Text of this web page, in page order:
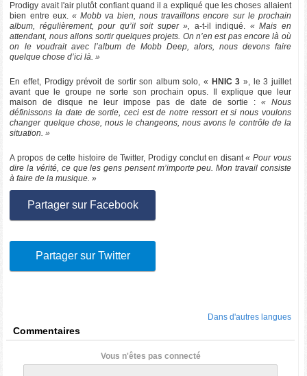
Prodigy avait l'air plutôt confiant quand il a expliqué que les choses allaient
bien entre eux.« Mobb va bien, nous travaillons encore sur le prochain
album, régulièrement, pour qu’il soit super », a-t-il indiqué. « Mais en
attendant, nous allons sortir quelques projets. On n’en est pas encore là où
on le voudrait avec l’album de Mobb Deep, alors, nous devons faire
quelque chose d’ici là. »
En effet, Prodigy prévoit de sortir son album solo, « HNIC 3 », le 3 juillet
avant que le groupe ne sorte son prochain opus. Il explique que leur
maison de disque ne leur impose pas de date de sortie :« Nous
définissons la date de sortie, ceci est de notre ressort et si nous voulons
changer quelque chose, nous le changeons, nous avons le contrôle de la
situation. »
A propos de cette histoire de Twitter, Prodigy conclut en disant« Pour vous
dire la vérité, ce que les gens pensent m’importe peu. Mon travail consiste
à faire de la musique. »
Partager sur Facebook
Partager sur Twitter
Dans d'autres langues
Commentaires
Vous n'êtes pas connecté